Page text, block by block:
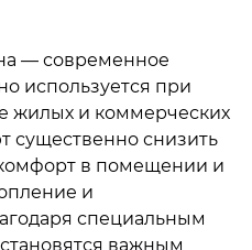
— современное
используется при
жилых и коммерческих
существенно снизить
в помещении и
и
специальным
важным